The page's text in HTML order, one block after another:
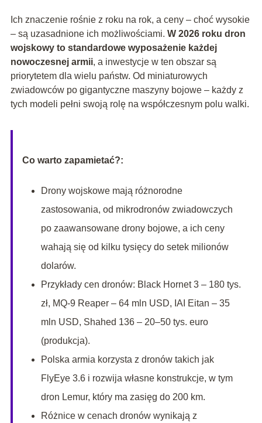
Ich znaczenie rośnie z roku na rok, a ceny – choć wysokie
– są uzasadnione ich możliwościami. W 2026 roku dron
wojskowy to standardowe wyposażenie każdej
nowoczesnej armii, a inwestycje w ten obszar są
priorytetem dla wielu państw. Od miniaturowych
zwiadowców po gigantyczne maszyny bojowe – każdy z
tych modeli pełni swoją rolę na współczesnym polu walki.
Co warto zapamietać?:
Drony wojskowe mają różnorodne
zastosowania, od mikrodronów zwiadowczych
po zaawansowane drony bojowe, a ich ceny
wahają się od kilku tysięcy do setek milionów
dolarów.
Przykłady cen dronów: Black Hornet 3 – 180 tys.
zł, MQ-9 Reaper – 64 mln USD, IAI Eitan – 35
mln USD, Shahed 136 – 20–50 tys. euro
(produkcja).
Polska armia korzysta z dronów takich jak
FlyEye 3.6 i rozwija własne konstrukcje, w tym
dron Lemur, który ma zasięg do 200 km.
Różnice w cenach dronów wynikają z